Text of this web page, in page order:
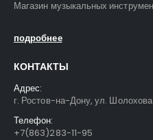
Магазин музыкальных
подробнее
КОНТАКТЫ
Адрес:
г. Ростов-на-Дону, ул. Шолохова
Телефон:
+7(863)283-11-95